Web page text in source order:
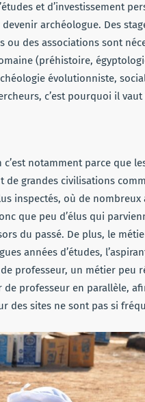
et d’investissement
archéologue. Des
ou des associations sont
(préhistoire,
évolutionniste,
c’est pourquoi il
notamment parce que
grandes civilisations
inspectés, où de
que peu d’élus qui
du passé. De plus, le
années d’études,
professeur, un métier peu
de professeur en parallèle,
des sites ne sont pas si